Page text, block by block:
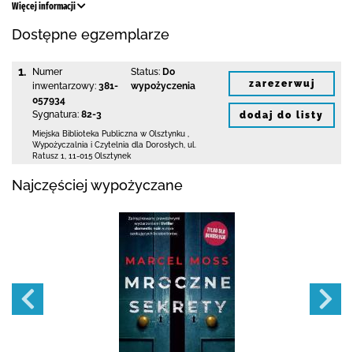
Więcej informacji
Dostępne egzemplarze
1.
Numer
inwentarzowy: 381-
057934
Sygnatura: 82-3
Status: Do
wypożyczenia
Miejska Biblioteka Publiczna w Olsztynku
Wypożyczalnia i Czytelnia dla Dorosłych, ul.
Ratusz 1
11-015 Olsztynek
zarezerwuj
dodaj do listy
Najczęściej wypożyczane